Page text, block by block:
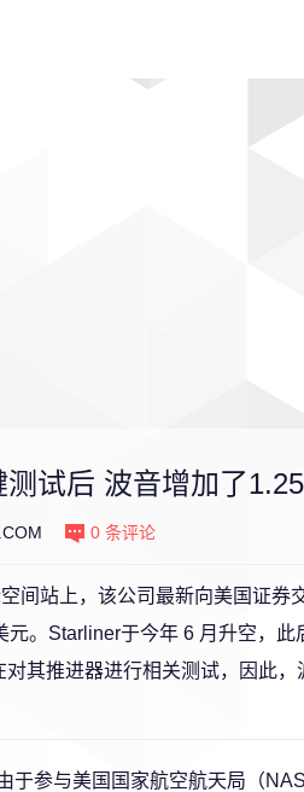
试后 波音增加了
0 条评论
间站上，该公司最新向美国证券
。Starliner于今年 6 月升空，
其推进器进行相关测试，因此
于参与美国国家航空航天局（